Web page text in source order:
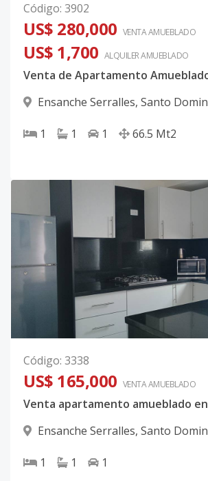
Código: 3902
US$ 280,000 VENTA AMUEBLADO
US$ 1,700 ALQUILERAMUEBLADO
Venta de Apartamento
Ensanche Serralles, Santo
1 1 1 66.5 Mt2
Código: 3338
US$ 165,000 VENTA AMUEBLADO
Venta apartamento amueblado
Ensanche Serralles, Santo
1 1 1